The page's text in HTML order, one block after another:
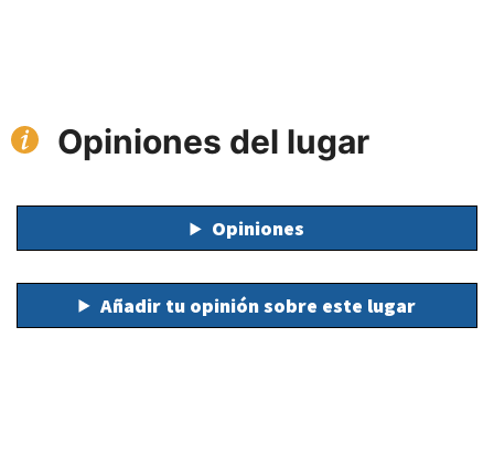
Opiniones del lugar
Opiniones
Añadir tu opinión sobre este lugar